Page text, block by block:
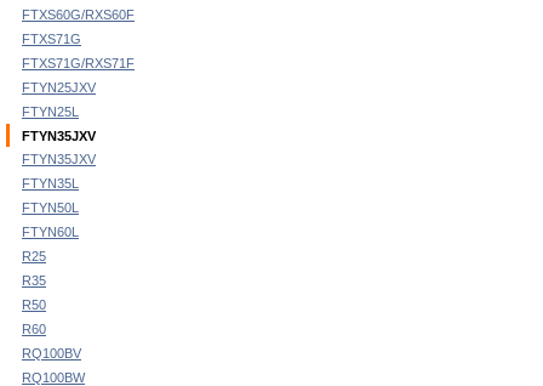
FTXS60G/RXS60F
FTXS71G
FTXS71G/RXS71F
FTYN25JXV
FTYN25L
FTYN35JXV
FTYN35JXV
FTYN35L
FTYN50L
FTYN60L
R25
R35
R50
R60
RQ100BV
RQ100BW